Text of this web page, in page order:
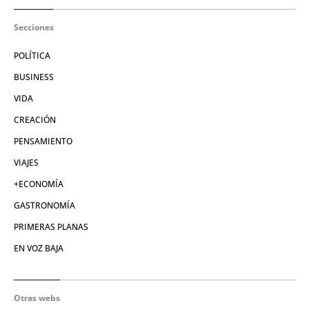
Secciones
POLÍTICA
BUSINESS
VIDA
CREACIÓN
PENSAMIENTO
VIAJES
+ECONOMÍA
GASTRONOMÍA
PRIMERAS PLANAS
EN VOZ BAJA
Otras webs